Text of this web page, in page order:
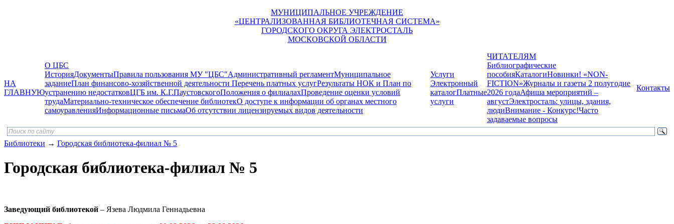
МУНИЦИПАЛЬНОЕ УЧРЕЖДЕНИЕ
«ЦЕНТРАЛИЗОВАННАЯ БИБЛИОТЕЧНАЯ СИСТЕМА»
ГОРОДСКОГО ОКРУГА ЭЛЕКТРОСТАЛЬ
МОСКОВСКОЙ ОБЛАСТИ
НА
ГЛАВНУЮ
О ЦБС
ИсторияДокументыПравила пользования МУ "ЦБС"Административный регламентМуниципальное
заданиеПлан финансово-хозяйственной деятельности Перечень платных услугРезультаты НОК и План по
устранению недостатковЦГБ им. К.Г.ПаустовскогоПоложения о филиалахПроведение оценки условий
трудаМатериально-техническое обеспечение библиотекО доступе к информации об органах местного
самоуравленияИнформационные письмаОб отсутствии лицензируемых видов деятельности
Услуги
Электронный
каталогПлатные
услуги
ЧИТАТЕЛЯМ
Библиографические
пособияКаталогиНовинки! «NON-
FICTION»Журналы и газеты 2 полугодие
2026 годаАфиша мероприятий –
августЭлектросталь: улицы, здания,
людиВнимание - Конкурс!Часто
задаваемые вопросы
Контакты
Библиотеки → Городская библиотека-филиал № 5
Городская библиотека-филиал № 5
Заведующий библиотекой – Язева Людмила Геннадьевна